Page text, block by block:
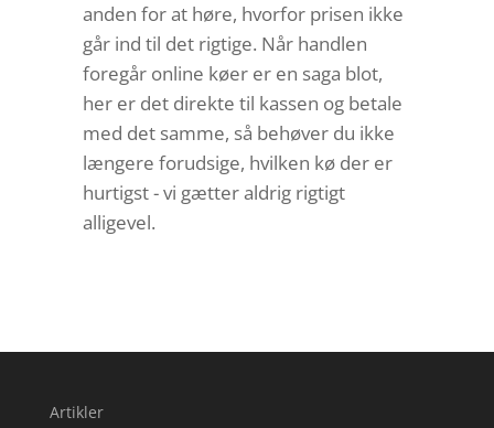
anden for at høre, hvorfor prisen ikke
går ind til det rigtige. Når handlen
foregår online køer er en saga blot,
her er det direkte til kassen og betale
med det samme, så behøver du ikke
længere forudsige, hvilken kø der er
hurtigst - vi gætter aldrig rigtigt
alligevel.
Artikler